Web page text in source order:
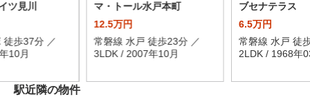
ツ見川
徒歩37分 ／
10月
マ・トール水戸本町
12.5万円
常磐線 水戸 徒歩23分 ／
3LDK / 2007年10月
ブセナテラス
6.5万円
常磐線 水戸 徒
2LDK / 1968年
駅近隣の物件